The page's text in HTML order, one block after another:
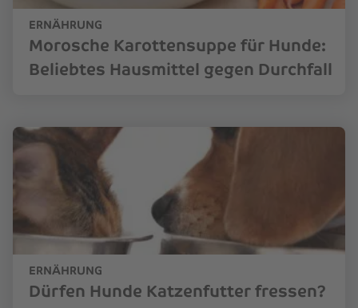
ERNÄHRUNG
Morosche Karottensuppe für Hunde:
Beliebtes Hausmittel gegen Durchfall
ERNÄHRUNG
Dürfen Hunde Katzenfutter fressen?